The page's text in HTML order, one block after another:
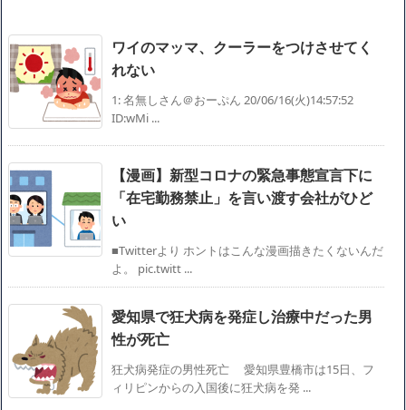
ワイのマッマ、クーラーをつけさせてく
れない
1: 名無しさん＠おーぷん 20/06/16(火)14:57:52
ID:wMi ...
【漫画】新型コロナの緊急事態宣言下に
「在宅勤務禁止」を言い渡す会社がひど
い
■Twitterより ホントはこんな漫画描きたくないんだ
よ。 pic.twitt ...
愛知県で狂犬病を発症し治療中だった男
性が死亡
狂犬病発症の男性死亡 愛知県豊橋市は15日、フ
ィリピンからの入国後に狂犬病を発 ...